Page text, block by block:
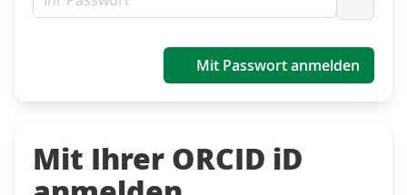
Mit Passwort anmelden
Mit Ihrer ORCID iD